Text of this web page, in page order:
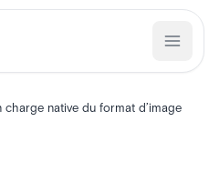
native du format d’image